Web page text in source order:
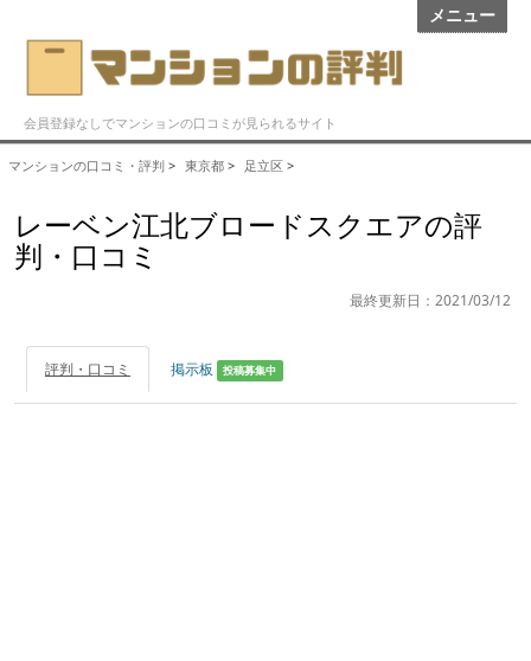
メニュー
会員登録なしでマンションの口コミが見られるサイト
マンションの口コミ・評判 > 東京都 > 足立区 >
レーベン江北ブロードスクエアの評
判・口コミ
最終更新日：2021/03/12
評判・口コミ 掲示板 投稿募集中